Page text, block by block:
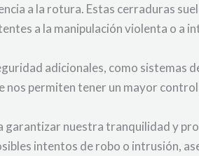
a la rotura. Estas cerraduras
a la manipulación violenta o a
adicionales, como sistemas
permiten tener un mayor
garantizar nuestra tranquilidad y
intentos de robo o intrusión,